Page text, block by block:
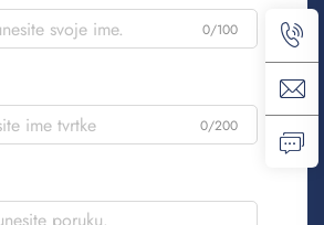
0/100
0/200